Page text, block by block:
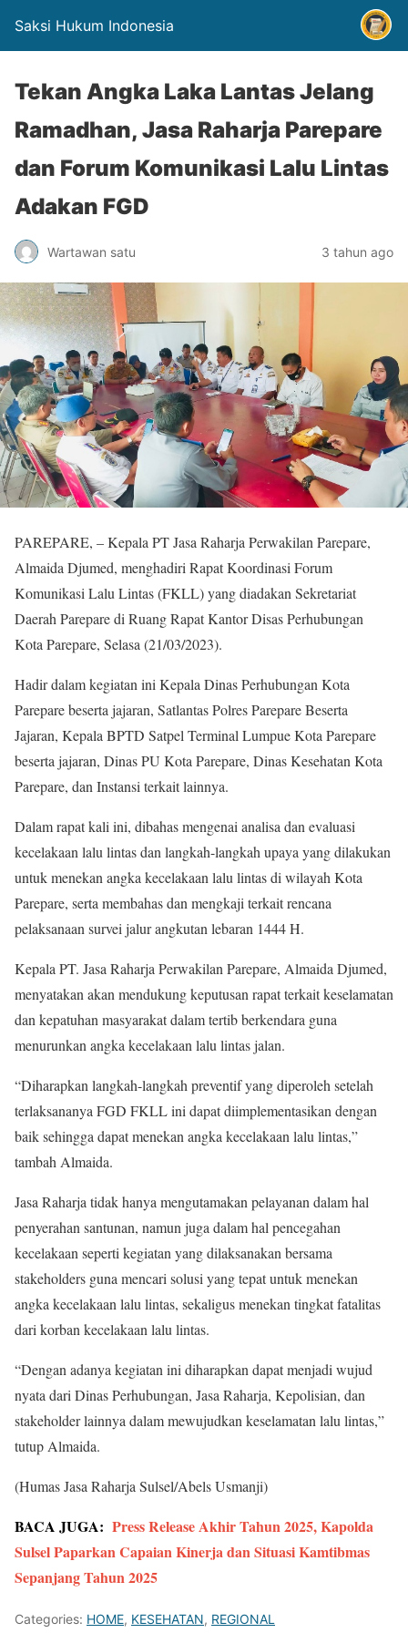
Saksi Hukum Indonesia
Tekan Angka Laka Lantas Jelang
Ramadhan, Jasa Raharja Parepare
dan Forum Komunikasi Lalu Lintas
Adakan FGD
Wartawan satu 3 tahun ago
PAREPARE, – Kepala PT Jasa Raharja Perwakilan Parepare,
Almaida Djumed, menghadiri Rapat Koordinasi Forum
Komunikasi Lalu Lintas (FKLL) yang diadakan Sekretariat
Daerah Parepare di Ruang Rapat Kantor Disas Perhubungan
Kota Parepare, Selasa (21/03/2023).
Hadir dalam kegiatan ini Kepala Dinas Perhubungan Kota
Parepare beserta jajaran, Satlantas Polres Parepare Beserta
Jajaran, Kepala BPTD Satpel Terminal Lumpue Kota Parepare
beserta jajaran, Dinas PU Kota Parepare, Dinas Kesehatan Kota
Parepare, dan Instansi terkait lainnya.
Dalam rapat kali ini, dibahas mengenai analisa dan evaluasi
kecelakaan lalu lintas dan langkah-langkah upaya yang dilakukan
untuk menekan angka kecelakaan lalu lintas di wilayah Kota
Parepare, serta membahas dan mengkaji terkait rencana
pelaksanaan survei jalur angkutan lebaran 1444 H.
Kepala PT. Jasa Raharja Perwakilan Parepare, Almaida Djumed,
menyatakan akan mendukung keputusan rapat terkait keselamatan
dan kepatuhan masyarakat dalam tertib berkendara guna
menurunkan angka kecelakaan lalu lintas jalan.
“Diharapkan langkah-langkah preventif yang diperoleh setelah
terlaksananya FGD FKLL ini dapat diimplementasikan dengan
baik sehingga dapat menekan angka kecelakaan lalu lintas,”
tambah Almaida.
Jasa Raharja tidak hanya mengutamakan pelayanan dalam hal
penyerahan santunan, namun juga dalam hal pencegahan
kecelakaan seperti kegiatan yang dilaksanakan bersama
stakeholders guna mencari solusi yang tepat untuk menekan
angka kecelakaan lalu lintas, sekaligus menekan tingkat fatalitas
dari korban kecelakaan lalu lintas.
“Dengan adanya kegiatan ini diharapkan dapat menjadi wujud
nyata dari Dinas Perhubungan, Jasa Raharja, Kepolisian, dan
stakeholder lainnya dalam mewujudkan keselamatan lalu lintas,”
tutup Almaida.
(Humas Jasa Raharja Sulsel/Abels Usmanji)
BACA JUGA: Press Release Akhir Tahun 2025, Kapolda
Sulsel Paparkan Capaian Kinerja dan Situasi Kamtibmas
Sepanjang Tahun 2025
Categories: HOME, KESEHATAN, REGIONAL